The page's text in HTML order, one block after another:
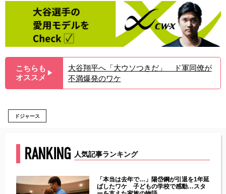
こちらも
オススメ ▶︎
大谷翔平へ「大ウソつきだ」 ド軍同僚が
不満爆発のワケ
ドジャース
RANKING 人気記事ランキング
「本当は去年で…」陽岱鋼が引退を1年延
ばしたワケ 子どもの学校で感動…スタ